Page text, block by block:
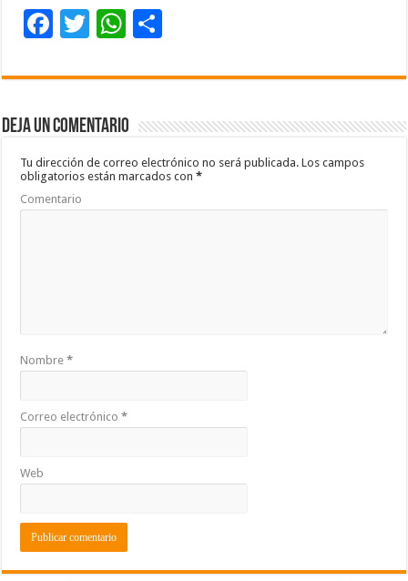
F
e
b
o
o
k
T
tt
er
W
at
sA
p
p
m
ar
ti
Deja un comentario
Tu dirección de correo electrónico no será publicada. Los campos
obligatorios están marcados con*
Comentario
Nombre*
Correo electrónico*
Web